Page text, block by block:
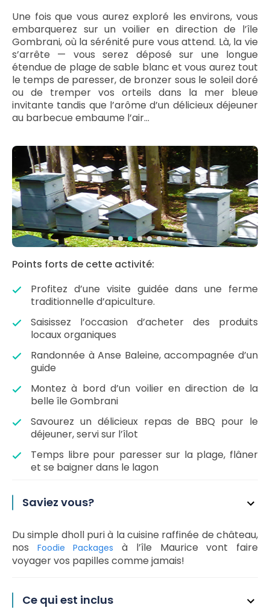
Une fois que vous aurez exploré les environs, vous
embarquerez sur un voilier en direction de l’île
Gombrani, où la sérénité pure vous attend. Là, la vie
s’arrête — vous serez déposé sur une longue
étendue de plage de sable blanc et vous aurez tout
le temps de paresser, de bronzer sous le soleil doré
ou de tremper vos orteils dans la mer bleue
invitante tandis que l’arôme d’un délicieux déjeuner
au barbecue embaume l’air…
Points forts de cette activité:
Profitez d’une visite guidée dans une ferme
traditionnelle d’apiculture.
Saisissez l’occasion d’acheter des produits
locaux organiques
Randonnée à Anse Baleine, accompagnée d’un
guide
Montez à bord d’un voilier en direction de la
belle île Gombrani
Savourez un délicieux repas de BBQ pour le
déjeuner, servi sur l’îlot
Temps libre pour paresser sur la plage, flâner
et se baigner dans le lagon
Saviez vous?
Du simple dholl puri à la cuisine raffinée de château,
nos Foodie Packagesà l’île Maurice vont faire
voyager vos papilles comme jamais!
Ce qui est inclus